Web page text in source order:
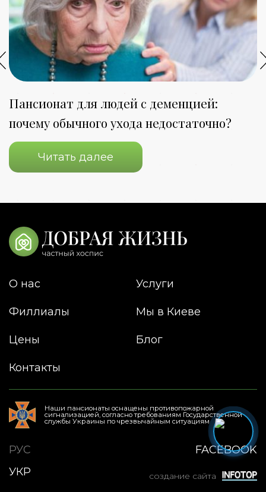
Пансионат для людей с деменцией:
почему обычного ухода недостаточно?
Читать далее
О нас Услуги
Филлиалы Мы в Киеве
Цены Блог
Контакты
Наши пансионаты оснащены противопожарной
сигнализацией, согласно требованиям Государственной
службы Украины по чрезвычайным ситуациям
РУС
УКР
FACEBOOK
создание сайта